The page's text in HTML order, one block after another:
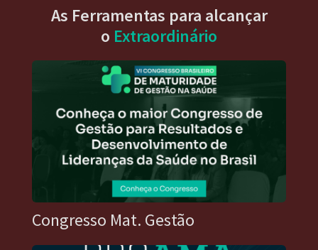
As Ferramentas para alcançar
o Extraordinário
Congresso Mat. Gestão